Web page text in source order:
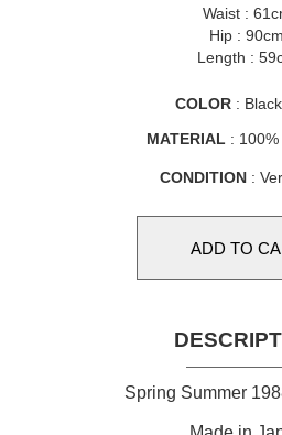
Waist :
Hip : 90cm
Length :
COLOR:
MATERIAL :
CONDITION :
Spring Summer